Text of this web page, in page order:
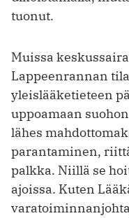
tuonut.
Muissa
Lappeenrannan
yleislääketieteen
uppoamaan
lähes
parantaminen,
palkka. Niillä se
ajoissa. Kuten